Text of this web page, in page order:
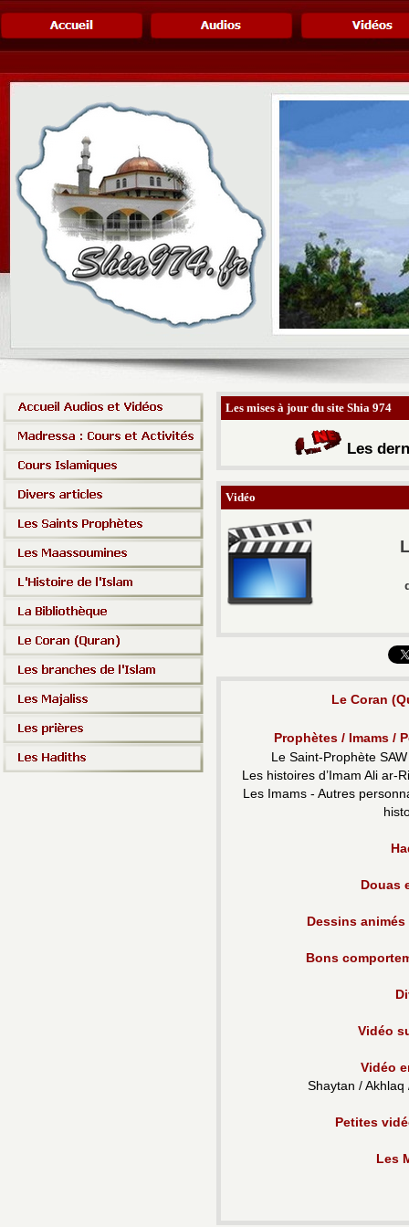
Les mises à jour du site Shia 974
Les d
Vidéo
Le Coran
Prophètes / Imams /
Le Saint-Prophète
Les histoires d’Imam Ali ar-
Les Imams - Autres
Douas
Dessins
Bons
Vidéo
Vidéo
Shaytan /
Petites
Les